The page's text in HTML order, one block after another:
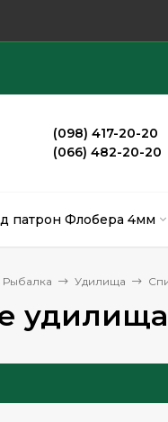
(098) 417-20-20
(066) 482-20-20
патрон Флобера 4мм
Рыбалка Удилища
удилища